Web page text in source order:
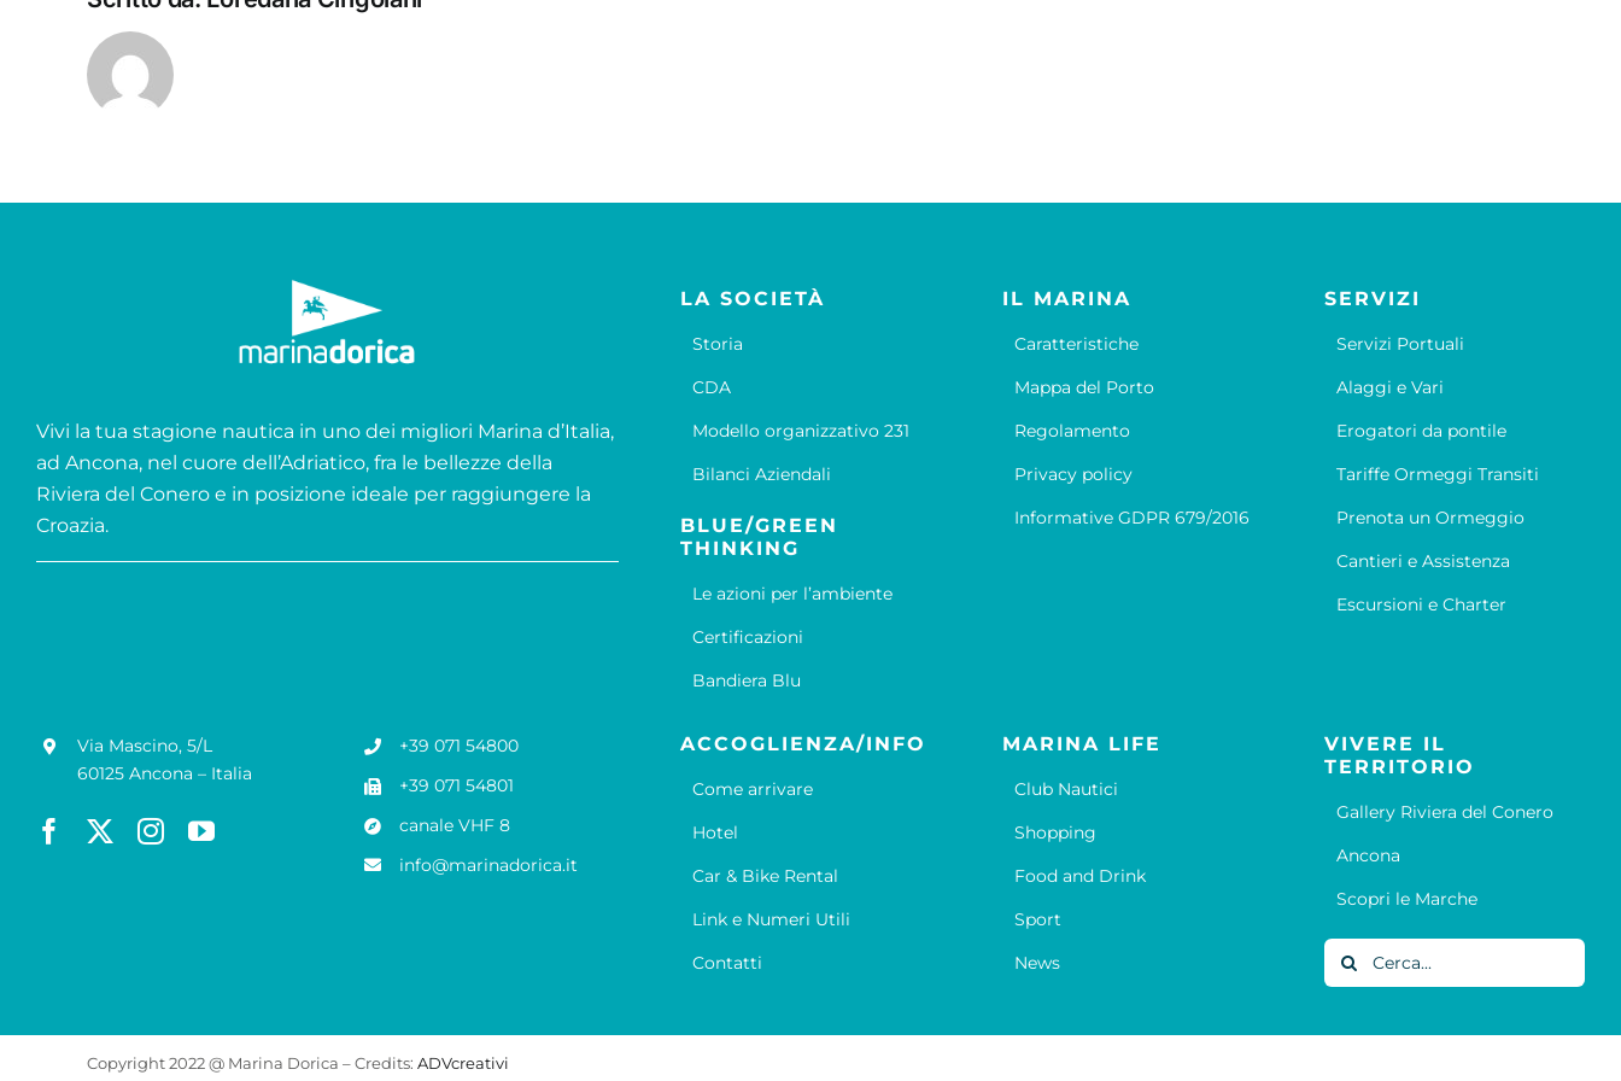
Vivi la tua stagione nautica in uno dei migliori Marina d’Italia,
ad Ancona, nel cuore dell’Adriatico, fra le bellezze della
Riviera del Conero e in posizione ideale per raggiungere la
Croazia.
LA SOCIETÀ
Storia
CDA
Modello organizzativo 231
Bilanci Aziendali
BLUE/GREEN
THINKING
Le azioni per l’ambiente
Certificazioni
Bandiera Blu
IL MARINA
Caratteristiche
Mappa del Porto
Regolamento
Privacy policy
Informative GDPR 679/2016
SERVIZI
Servizi Portuali
Alaggi e Vari
Erogatori da pontile
Tariffe Ormeggi Transiti
Prenota un Ormeggio
Cantieri e Assistenza
Escursioni e Charter
Via Mascino, 5/L
60125 Ancona – Italia
+39 071 54800
+39 071 54801
canale VHF 8
info@marinadorica.it
ACCOGLIENZA/INFO
Come arrivare
Hotel
Car & Bike Rental
Link e Numeri Utili
Contatti
MARINA LIFE
Club Nautici
Shopping
Food and Drink
Sport
News
VIVERE IL
TERRITORIO
Gallery Riviera del Conero
Ancona
Scopri le Marche
Cerca
per:
Copyright 2022 @ Marina Dorica – Credits: ADVcreativi